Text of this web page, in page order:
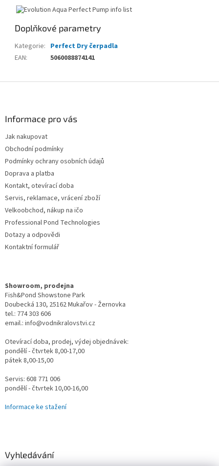
Doplňkové parametry
Kategorie: Perfect Dry čerpadla
EAN: 5060088874141
Informace pro vás
Jak nakupovat
Obchodní podmínky
Podmínky ochrany osobních údajů
Doprava a platba
Kontakt, otevírací doba
Servis, reklamace, vrácení zboží
Velkoobchod, nákup na ičo
Professional Pond Technologies
Dotazy a odpovědi
Kontaktní formulář
Showroom, prodejna
Fish&Pond Showstone Park
Doubecká 130, 25162 Mukařov - Žernovka
tel.: 774 303 606
email.: info@vodnikralovstvi.cz
Otevírací doba, prodej, výdej objednávek:
pondělí - čtvrtek 8,00-17,00
pátek 8,00-15,00
Servis: 608 771 006
pondělí - čtvrtek 10,00-16,00
Informace ke stažení
Vyhledávání